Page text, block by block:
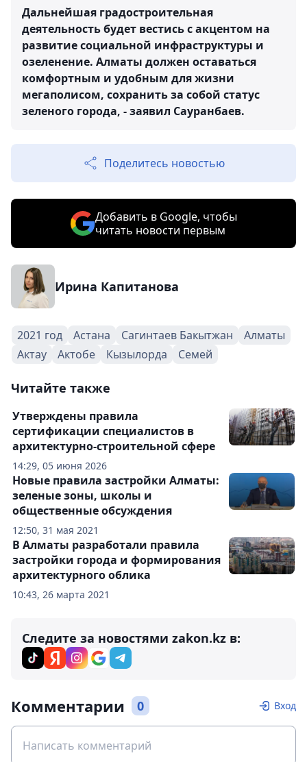
Дальнейшая градостроительная
деятельность будет вестись с акцентом на
развитие социальной инфраструктуры и
озеленение. Алматы должен оставаться
комфортным и удобным для жизни
мегаполисом, сохранить за собой статус
зеленого города, - заявил Сауранбаев.
Поделитесь новостью
Добавить в Google, чтобы
читать новости первым
Ирина Капитанова
2021 год Астана Сагинтаев Бакытжан
Алматы
Актау
Актобе Кызылорда Семей
Читайте также
14:29, 05 июня 2026
Утверждены правила
сертификации специалистов в
архитектурно-строительной сфере
12:50, 31 мая 2021
Новые правила застройки Алматы:
зеленые зоны, школы и
общественные обсуждения
10:43, 26 марта 2021
В Алматы разработали правила
застройки города и формирования
архитектурного облика
Следите за новостями zakon.kz в:
Комментарии 0 Вход